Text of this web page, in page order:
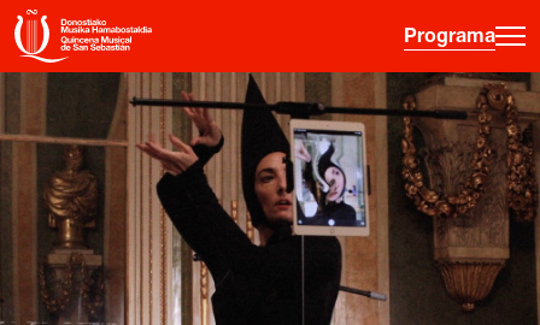
Programa
ES · EU · FR · EN
Programa
Otras Actividades
Información entradas